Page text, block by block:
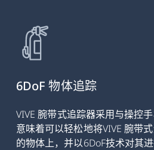
6DoF 物体追踪
VIVE 腕带式追踪器采用与操控
意味着可以轻松地将VIVE 腕带
的物体上，并以6DoF技术对其进